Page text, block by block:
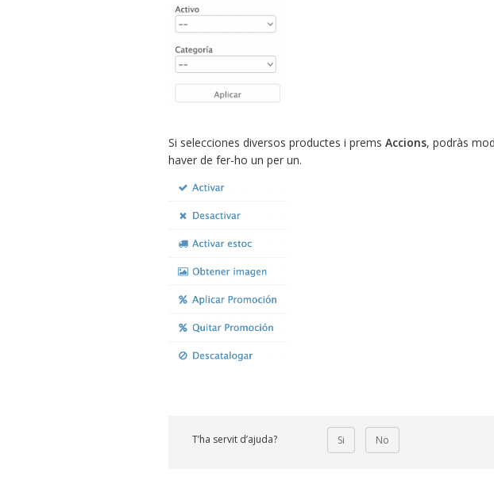
Si selecciones diversos productes i prems Accions, podràs
haver de fer-ho un per un.
T’ha servit d’ajuda? Si No